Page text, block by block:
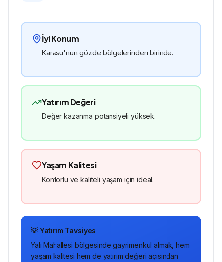
İyi Konum
Karasu'nun gözde bölgelerinden birinde.
Yatırım Değeri
Değer kazanma potansiyeli yüksek.
Yaşam Kalitesi
Konforlu ve kaliteli yaşam için ideal.
💡 Yatırım Tavsiyes
Yalı Mahallesi bölgesindegayrimenkul almak, hem
yaşam kalitesi hem de yatırım değeri açısından